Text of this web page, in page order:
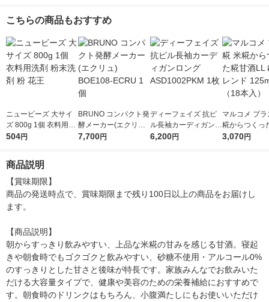
こちらの商品もおすすめ
ニュービーズ 大サイ
ズ 800g 1個 衣料用洗
剤 粉末洗剤 粉 花王
504円
BRUNO コンパクト発
酵メーカー(エクリュ)
BOE108-ECRU 1個
7,700円
ディーフェイズ 抗ピ
ル長袖カーディガンロ
ング ASD1002PKM 1
6,200円
マルコメ プ
糀からつくっ
LL ゆずブレ
3,070円
商品説明
【賞味期限】
商品の発送時点で、賞味期限まで残り100日以上の商品をお届けし
ます。
【商品説明】
朝からすっきり飲みやすい、上品な米糀の甘みを感じる甘酒。寝起
きや朝食時でもゴクゴクと飲みやすい、砂糖不使用・アルコール0%
のすっきりとした甘さと後味が特長です。家族みんなでお飲みいた
だける大容量タイプで、健康や美容のための栄養補給におすすめで
す。朝食時のドリンクはもちろん、小腹満たしにもお使いいただけ